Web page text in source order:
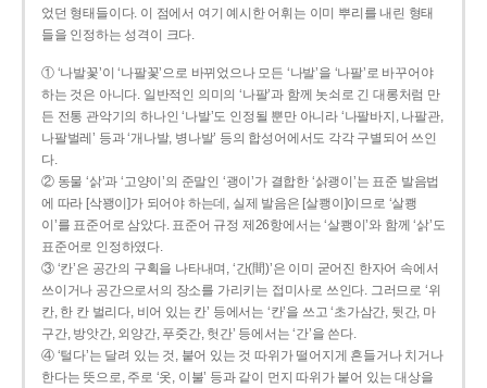
었던 형태들이다. 이 점에서 여기 예시한 어휘는 이미 뿌리를 내린 형태
들을 인정하는 성격이 크다.
① ‘나발꽃’이 ‘나팔꽃’으로 바뀌었으나 모든 ‘나발’을 ‘나팔’로 바꾸어야
하는 것은 아니다. 일반적인 의미의 ‘나팔’과 함께 놋쇠로 긴 대롱처럼 만
든 전통 관악기의 하나인 ‘나발’도 인정될 뿐만 아니라 ‘나팔바지, 나팔관,
나팔벌레’ 등과 ‘개나발, 병나발’ 등의 합성어에서도 각각 구별되어 쓰인
다.
② 동물 ‘삵’과 ‘고양이’의 준말인 ‘괭이’가 결합한 ‘삵괭이’는 표준 발음법
에 따라 [삭꽹이]가 되어야 하는데, 실제 발음은 [살쾡이]이므로 ‘살쾡
이’를 표준어로 삼았다. 표준어 규정 제26항에서는 ‘살쾡이’와 함께 ‘삵’도
표준어로 인정하였다.
③ ‘칸’은 공간의 구획을 나타내며, ‘간(間)’은 이미 굳어진 한자어 속에서
쓰이거나 공간으로서의 장소를 가리키는 접미사로 쓰인다. 그러므로 ‘위
칸, 한 칸 벌리다, 비어 있는 칸’ 등에서는 ‘칸’을 쓰고 ‘초가삼간, 뒷간, 마
구간, 방앗간, 외양간, 푸줏간, 헛간’ 등에서는 ‘간’을 쓴다.
④ ‘털다’는 달려 있는 것, 붙어 있는 것 따위가 떨어지게 흔들거나 치거나
한다는 뜻으로, 주로 ‘옷, 이불’ 등과 같이 먼지 따위가 붙어 있는 대상을